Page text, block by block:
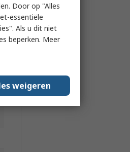
Door op "Alles
essentiële
Als u dit niet
beperken. Meer
weigeren